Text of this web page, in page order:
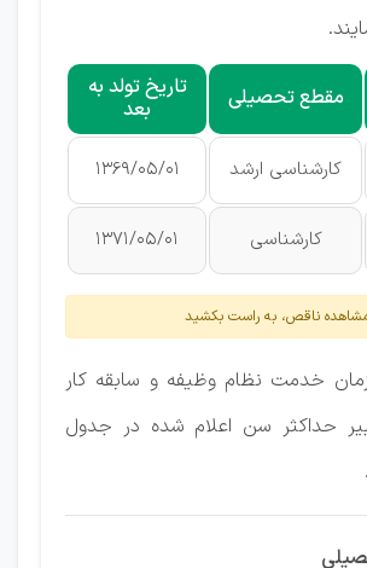
مقطع تحصیلی تاریخ تولد به
بعد
کارشناسی ارشد 1369/05/01
کارشناسی 1371/05/01
ناقص، به راست بکشید
خدمت نظام وظیفه و سابقه کار
حداکثر سن اعلام شده در جدول